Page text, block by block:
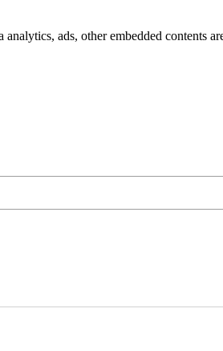
ads, other embedded contents